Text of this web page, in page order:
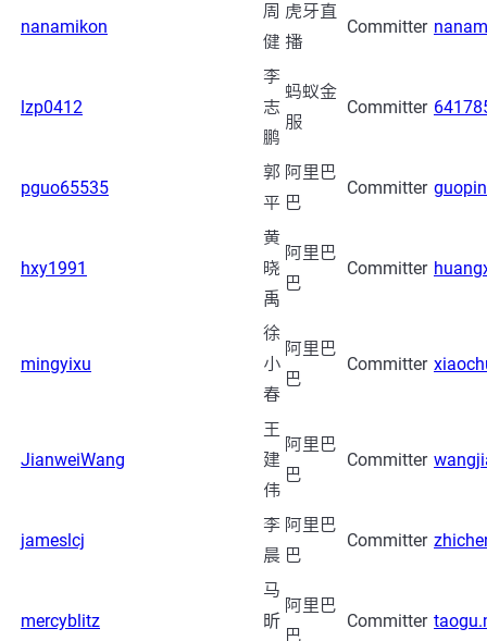
nanamikon
周
健
虎牙直
播
Committer
lzp0412
李
志
鹏
蚂蚁金
服
Committer
pguo65535
郭
平
阿里巴
巴
Committer
hxy1991
黄
晓
禹
阿里巴
巴
Committer
mingyixu
徐
小
春
阿里巴
巴
Committer
JianweiWang
王
建
伟
阿里巴
巴
Committer
jameslcj
李
晨
阿里巴
巴
Committer
mercyblitz
马
昕
阿里巴
巴
Committer